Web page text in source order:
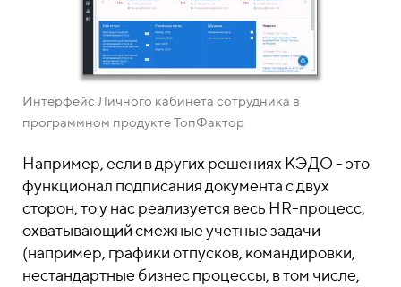
Интерфейс Личного кабинета сотрудника в
программном продукте ТопФактор
Например, если в других решениях КЭДО - это
функционал подписания документа с двух
сторон, то у нас реализуется весь HR-процесс,
охватывающий смежные учетные задачи
(например, графики отпусков, командировки,
нестандартные бизнес процессы, в том числе,